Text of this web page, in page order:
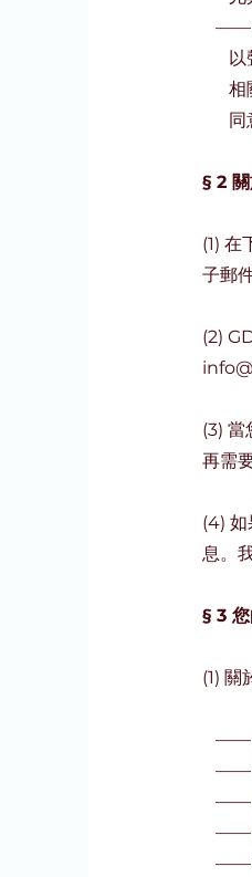
——
以
相
同
§ 2
(1) 在
子郵
(2)
(3) 當
再需
(4) 如
息。
§ 3
(1) 關
——
——
——
——
——